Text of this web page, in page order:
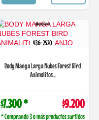
436-2520
Body Manga Larga Nubes Forest Bird
Animalitos...
$7.300 * $9.200
* Comprando 3 o más productos surtidos